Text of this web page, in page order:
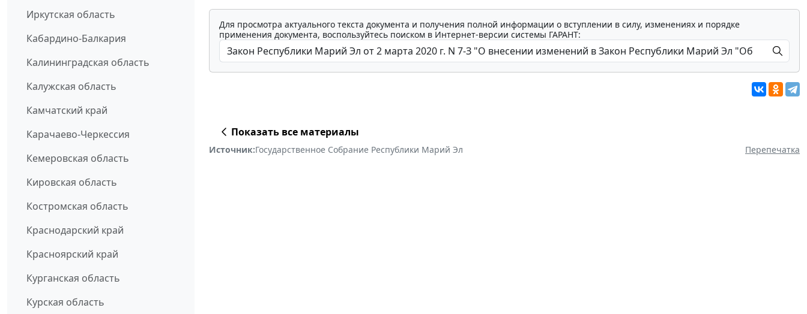
Иркутская область
Кабардино-Балкария
Калининградская область
Калужская область
Камчатский край
Карачаево-Черкессия
Кемеровская область
Кировская область
Костромская область
Краснодарский край
Красноярский край
Курганская область
Курская область
Для просмотра актуального текста документа и получения полной информации о вступлении в силу, изменениях и порядке
применения документа, воспользуйтесь поиском в Интернет-версии системы ГАРАНТ:
Показать все материалы
Источник:Государственное Собрание Республики Марий Эл Перепечатка